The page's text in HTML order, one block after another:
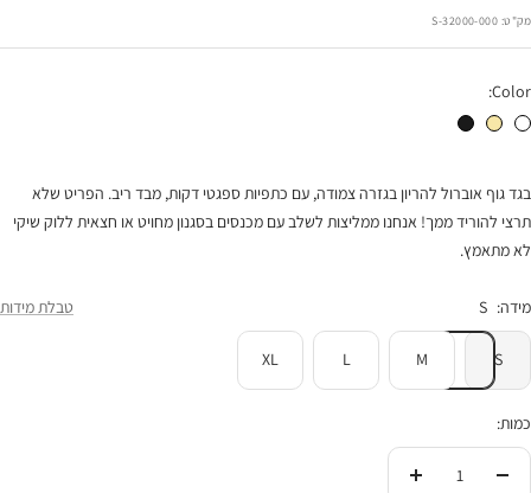
בהנחה
מק"ט: 32000-000-S
Color:
בגד גוף להריון שילה לבן בגד גוף להריון שילה חמאהבגד גוף להריון שילה שחור
בגד גוף אוברול להריון בגזרה צמודה, עם כתפיות ספגטי דקות, מבד ריב. הפריט שלא
תרצי להוריד ממך! אנחנו ממליצות לשלב עם מכנסים בסגנון מחויט או חצאית ללוק שיקי
לא מתאמץ.
מידה: S טבלת מידות
S
M
L
XL
כמות:
העלי